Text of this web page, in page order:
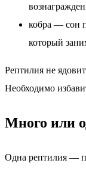
кобра — сон
который
Рептилия не
Необходимо
Много или
Одна рептилия —